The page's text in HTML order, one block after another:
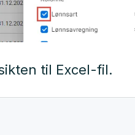
til Excel-fil.